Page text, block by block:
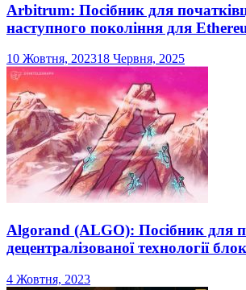
Arbitrum: Посібник для
наступного покоління для
10 Жовтня, 202318 Червня, 2025
Algorand (ALGO): Посібник для
децентралізованої технології
4 Жовтня, 2023